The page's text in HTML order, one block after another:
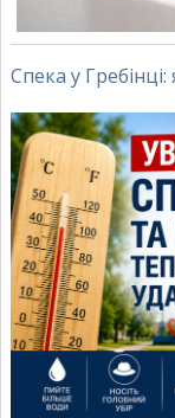
Спека у Гребінці: